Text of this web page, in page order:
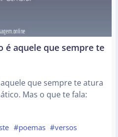
é aquele que sempre te
que sempre te atura
Mas o que te fala:
#poemas #versos